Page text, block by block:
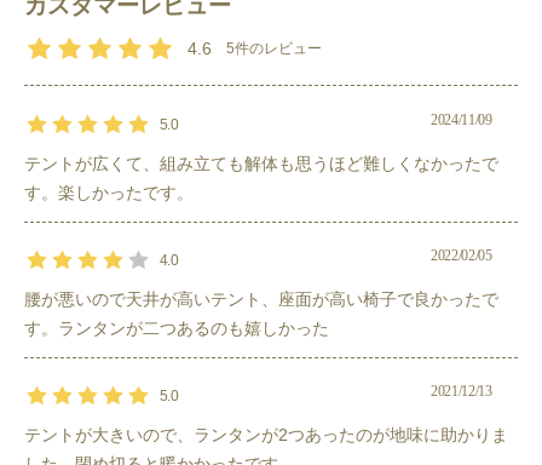
冬使用！寝袋の特徴
寝袋メーカーで有名な「イスカ」を採用！
す。
・イスカ社独自の３D構造仕様で、狭すぎず広すぎずの適度な余
裕で、圧迫感無く、ゆったり快適なフィット感で保温します。
・さらにインナー用の寝袋付き！暖かく肌触りの良いポリエステ
ル起毛生地でさらに暖かさがUPします。
設営のしやすさ
は十分な広さです。
お持ちいただくのが快適に冬キャンプを楽しむ
ポイントです！
カスタマーレビュー
4.6 5件のレビュー
5.0 2024/11/09
テントが広くて、組み立ても解体も思うほど難しくなかったで
す。楽しかったです。
4.0 2022/02/05
腰が悪いので天井が高いテント、座面が高い椅子で良かったで
す。ランタンが二つあるのも嬉しかった
5.0 2021/12/13
テントが大きいので、ランタンが2つあったのが地味に助かりま